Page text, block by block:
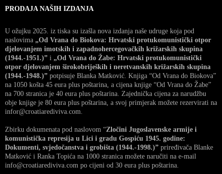
PRODAJA NAŠIH IZDANJA
U ožujku 2025. iz tiska su izašla nova izdanja naše udruge koja pod
naslovima „Od Vrana do Biokova: Hrvatski protukomunistički otpor
djelovanjem imotskih i zapadnohercegovačkih križarskih skupina
(1944.-1951.)” i „Od Vrana do Žabe: Hrvatski protukomunistički
otpor djelovanjem širokobrijeških i neretvanskih križarskih skupina
(1944.-1948.)” potpisuje Blanka Matković. Knjiga “Od Vrana do Biokova”
na 1050 košta 45 eura plus poštarina, a cijena knjige “Od Vrana do Žabe”
na 700 stranica je 40 eura plus poštarina. Zajednička cijena za narudžbu
obje knjige je 80 eura plus poštarina, a svoj primjerak možete rezervirati na
infor@croatiarediviva.com.
Zbirku dokumenata pod naslovom “Zločini Jugoslavenske armije i
komunistička represija u Lici i gradu Gospiću 1945. godine:
Dokumenti, svjedočanstva i grobišta (1944.-1998.)” priređivača Blanke
Matković i Ranka Topića na 1000 stranica možete naručiti na e-mail
info@croatiarediviva.com po cijeni od 30 eura plus poštarina.